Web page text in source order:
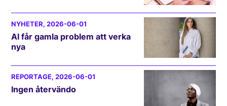
NYHETER, 2026-06-01
AI får gamla problem att verka
nya
REPORTAGE, 2026-06-01
Ingen återvändo